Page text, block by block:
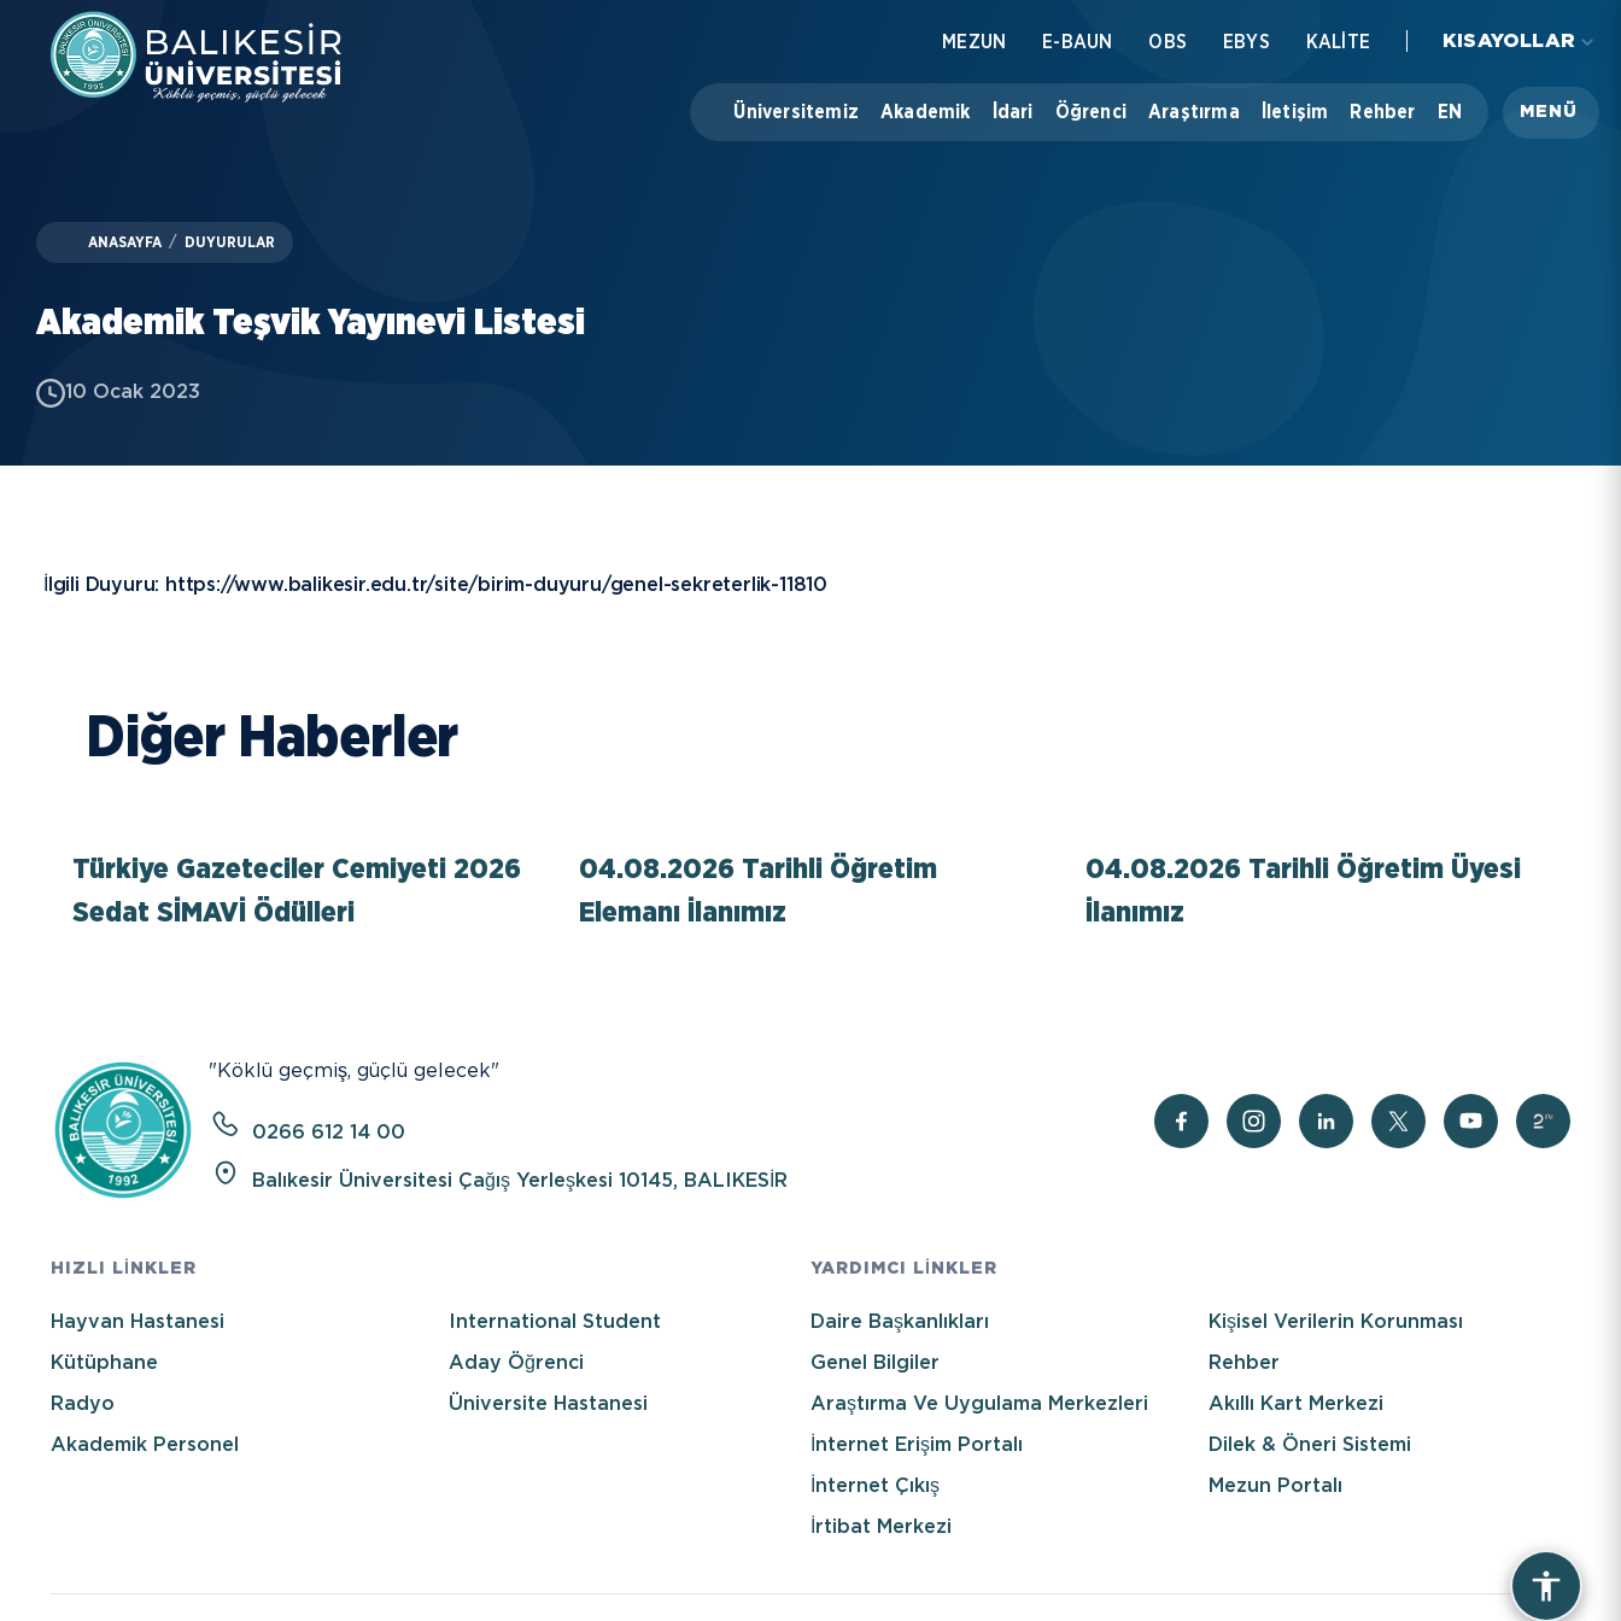
content
Üniversitemiz Akademik İdari Öğrenci Araştırma İletişim Rehber EN MENÜ
MEZUN E-BAUN OBS EBYS KALİTE KISAYOLLAR
ANASAYFA / DUYURULAR
Akademik Teşvik Yayınevi Listesi
10 Ocak 2023
İlgili Duyuru: https://www.balikesir.edu.tr/site/birim-duyuru/genel-sekreterlik-11810
Diğer Haberler
Türkiye Gazeteciler Cemiyeti 2026
Sedat SİMAVİ Ödülleri
04.08.2026 Tarihli Öğretim
Elemanı İlanımız
04.08.2026 Tarihli Öğretim Üyesi
İlanımız
0266 612 14 00
Balıkesir Üniversitesi Çağış Yerleşkesi 10145, BALIKESİR
"Köklü geçmiş, güçlü gelecek"
HIZLI LİNKLER
Hayvan Hastanesi International Student
Kütüphane Aday Öğrenci
Radyo Üniversite Hastanesi
Akademik Personel
YARDIMCI LİNKLER
Daire Başkanlıkları Kişisel Verilerin Korunması
Genel Bilgiler Rehber
Araştırma Ve Uygulama Merkezleri Akıllı Kart Merkezi
İnternet Erişim Portalı Dilek & Öneri Sistemi
İnternet Çıkış Mezun Portalı
İrtibat Merkezi
Üniversitemiz
Üniversitemiz